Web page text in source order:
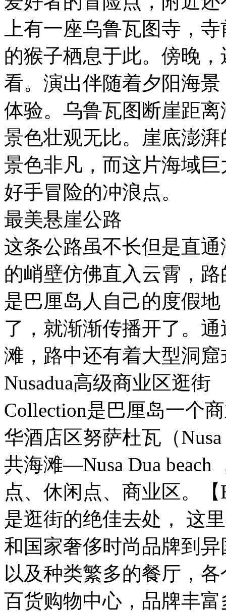
上有一座乌鲁瓦图寺，
的猴子栖息于此。傍晚
看。演出伴随着夕阳海
体验。乌鲁瓦图断崖距
景色壮观无比。崖底澎
景色非凡，而这片海域
好手冒险的冲浪点。
最美悬崖公路
这条公路虽不长但是直
的峭壁仿佛直入云霄，
是巴厘岛人自己的度假
了，就渐渐传播开了。
滩，路中还有着大型洞
Nusadua高级商业区逛街
Collection是巴厘岛一个
华酒店区努萨杜瓦（
共海滩—Nusa Dua beach
点、休闲点、商业区。
是逛街的绝佳去处， 这
和国家奢侈时尚品牌到
以及种类繁多的餐厅，
百货购物中心，品牌丰